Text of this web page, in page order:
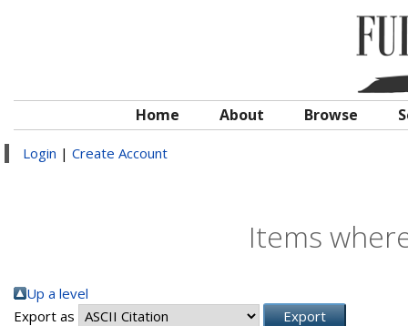
Home About Browse
Login | Create Account
Items
Up a level
Export as